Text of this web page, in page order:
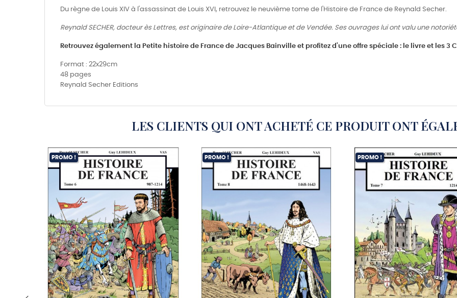
Du règne de Louis XIV à l'assassinat de Louis XVI, retrouvez le neuvième tome de l'Histoire de France de Reynald Secher.
Reynald SECHER, docteur ès Lettres, est originaire de Loire-Atlantique et de Vendée. Ses ouvrages lui ont valu une
Retrouvez également la Petite histoire de France de Jacques Bainville et profitez d'une offre spéciale : le livre et les 3
Format : 22x29cm
48 pages
Reynald Secher Editions
LES CLIENTS QUI ONT ACHETÉ CE PRODUIT ONT
PROMO ! PROMO ! PROMO !